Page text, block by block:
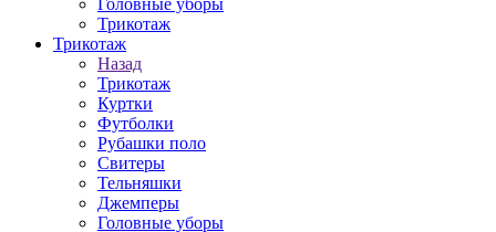
Головные уборы
Трикотаж
Трикотаж
Назад
Трикотаж
Куртки
Футболки
Рубашки поло
Свитеры
Тельняшки
Джемперы
Головные уборы